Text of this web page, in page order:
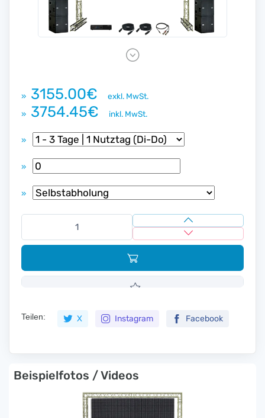
s
N
» 3155.00€
exkl. MwSt.
» 3754.45€ inkl. MwSt.
»
»
»
Teilen: X Instagram Facebook
Beispielfotos / Videos